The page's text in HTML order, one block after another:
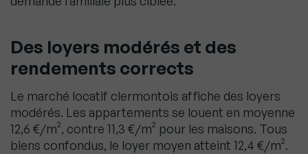
Des loyers modérés et des
rendements corrects
Le marché locatif clermontois affiche des loyers
modérés. Les appartements se louent en moyenne
12,6 €/m², contre 11,3 €/m² pour les maisons. Tous
biens confondus, le loyer moyen atteint 12,4 €/m².